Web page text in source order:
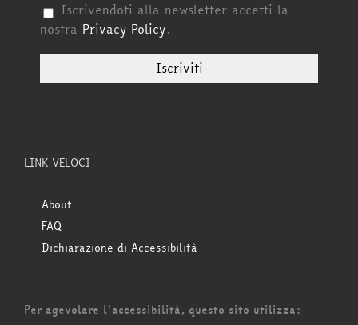
Iscrivendoti alla newsletter accetti la
nostra Privacy Policy.
LINK VELOCI
About
FAQ
Dichiarazione di Accessibilità
Per agevolare l'accessibilità, questo sito utilizza: